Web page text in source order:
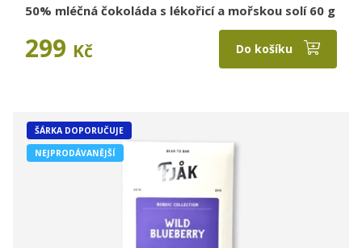
50% mléčná čokoláda s lékořicí a mořskou solí 60 g
299 Kč Do košíku
ŠÁRKA DOPORUČUJE
NEJPRODÁVANĚJŠÍ